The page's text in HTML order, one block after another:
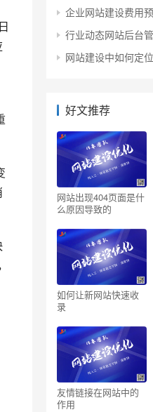
企业网站建设费用
行业动态网站后台
网站建设中如何定
好文推荐
网站出现404页面是什
么原因导致的
如何让新网站快速收
录
友情链接在网站中的
作用